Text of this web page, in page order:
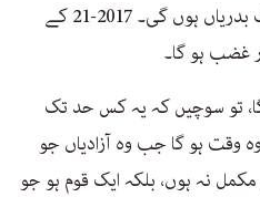
وعدہ نبھایا، تو لاکھوں جبری ملک بدریاں ہوں گی۔ 2017-21 کے
غضب ہو گا۔
آئے گا، تو سوچیں کہ یہ کس حد تک
وہ وقت ہو گا جب وہ آزادیاں جو
نہ ہوں، بلکہ ایک قوم ہو جو